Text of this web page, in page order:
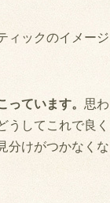
ィックのイメージ
ています。 思わ
うしてこれで良く
分けがつかなくな